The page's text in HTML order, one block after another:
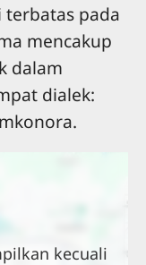
terbatas pada
mencakup
dalam
dialek:
kecuali